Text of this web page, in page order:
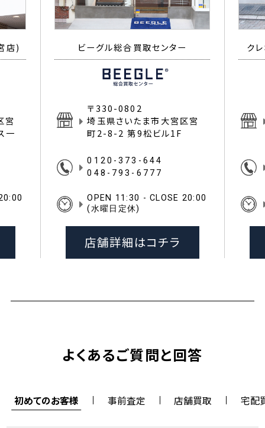
店)
宮
一
ビーグル総合買取センター
〒330-0802
埼玉県さいたま市大宮区宮
町2-8-2 第9松ビル1F
0120-373-644
048-793-6777
OPEN 11:30 - CLOSE 20:00
(水曜日定休)
店舗詳細はコチラ
ク
よくあるご質問と回答
初めてのお客様 事前査定 店舗買取 宅配